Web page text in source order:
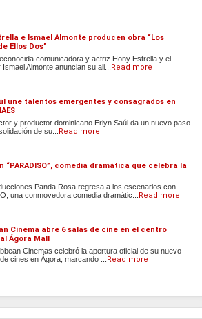
e Ismael Almonte producen obra “Los
Ellos Dos”
comunicadora y actriz Hony Estrella y el
Almonte anuncian su ali... Read more
une talentos emergentes y consagrados en
y productor dominicano Erlyn Saúl da un nuevo paso
de su... Read more
“PARADISO”, comedia dramática que celebra la
Panda Rosa regresa a los escenarios con
una conmovedora comedia dramátic... Read more
Cinema abre 6 salas de cine en el centro
Ágora Mall
Cinemas celebró la apertura oficial de su nuevo
cines en Ágora, marcando ... Read more